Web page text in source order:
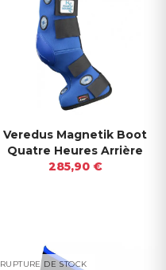
Veredus Magnetik Boot
Quatre Heures Arrière
285,90 €
RUPTURE DE STOCK